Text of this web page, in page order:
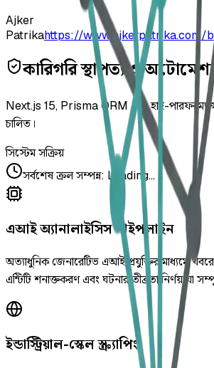
Ajker
Patrikahttps://www.ajkerpatrika.com/
কারিগরি স্থাপত্য ও
Next.js 15, Prisma ORM এবং হাই-
চালিত।
সিস্টেম সক্রিয়
সর্বশেষ ক্রল সম্পন্ন: Loading...
এআই অ্যানালাইসিস পাইপলাইন
অত্যাধুনিক জেনারেটিভ এআই প্রযুক্তির মাধ্যমে
এন্টিটি শনাক্তকরণ এবং ঘটনার তীব্রতা নির্ণয় যা
ইন্ডাস্ট্রিয়াল-স্কেল স্ক্র্যাপিং